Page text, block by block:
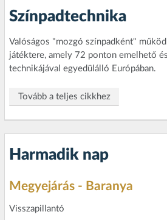
Színpadtechnika
Valóságos "mozgó színpadként"
játéktere, amely 72 ponton emelhető
technikájával egyedülálló Európában.
Tovább a teljes cikkhez
Harmadik nap
Megyejárás - Baranya
Visszapillantó